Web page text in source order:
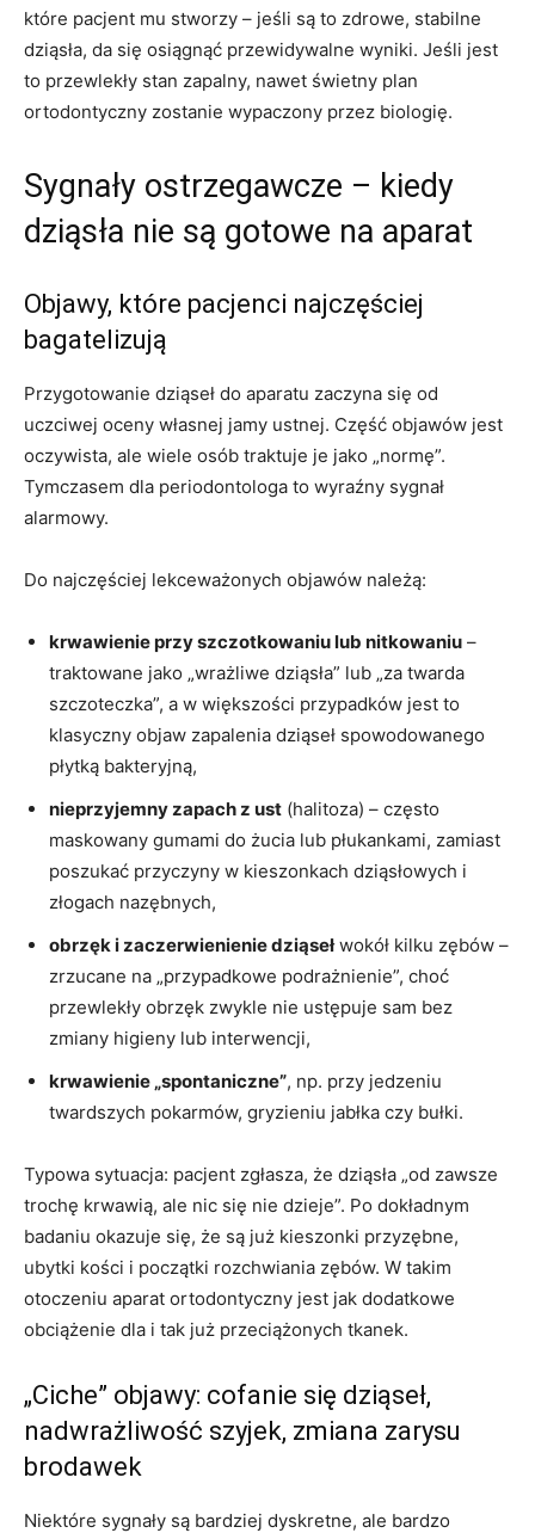
które pacjent mu stworzy – jeśli są to zdrowe, stabilne
dziąsła, da się osiągnąć przewidywalne wyniki. Jeśli jest
to przewlekły stan zapalny, nawet świetny plan
ortodontyczny zostanie wypaczony przez biologię.
Sygnały ostrzegawcze – kiedy
dziąsła nie są gotowe na aparat
Objawy, które pacjenci najczęściej
bagatelizują
Przygotowanie dziąseł do aparatu zaczyna się od
uczciwej oceny własnej jamy ustnej. Część objawów jest
oczywista, ale wiele osób traktuje je jako „normę”.
Tymczasem dla periodontologa to wyraźny sygnał
alarmowy.
Do najczęściej lekceważonych objawów należą:
krwawienie przy szczotkowaniu lub nitkowaniu –
traktowane jako „wrażliwe dziąsła” lub „za twarda
szczoteczka”, a w większości przypadków jest to
klasyczny objaw zapalenia dziąseł spowodowanego
płytką bakteryjną,
nieprzyjemny zapach z ust (halitoza) – często
maskowany gumami do żucia lub płukankami, zamiast
poszukać przyczyny w kieszonkach dziąsłowych i
złogach nazębnych,
obrzęk i zaczerwienienie dziąsełwokół kilku zębów –
zrzucane na „przypadkowe podrażnienie”, choć
przewlekły obrzęk zwykle nie ustępuje sam bez
zmiany higieny lub interwencji,
krwawienie „spontaniczne”, np. przy jedzeniu
twardszych pokarmów, gryzieniu jabłka czy bułki.
Typowa sytuacja: pacjent zgłasza, że dziąsła „od zawsze
trochę krwawią, ale nic się nie dzieje”. Po dokładnym
badaniu okazuje się, że są już kieszonki przyzębne,
ubytki kości i początki rozchwiania zębów. W takim
otoczeniu aparat ortodontyczny jest jak dodatkowe
obciążenie dla i tak już przeciążonych tkanek.
„Ciche” objawy: cofanie się dziąseł,
nadwrażliwość szyjek, zmiana zarysu
brodawek
Niektóre sygnały są bardziej dyskretne, ale bardzo